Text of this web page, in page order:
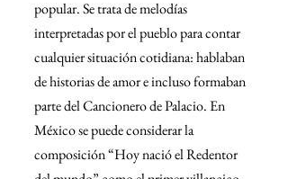
popular. Se trata de melodías
interpretadas por el pueblo para contar
cualquier situación cotidiana: hablaban
de historias de amor e incluso formaban
parte del Cancionero de Palacio. En
México se puede considerar la
composición “Hoy nació el Redentor